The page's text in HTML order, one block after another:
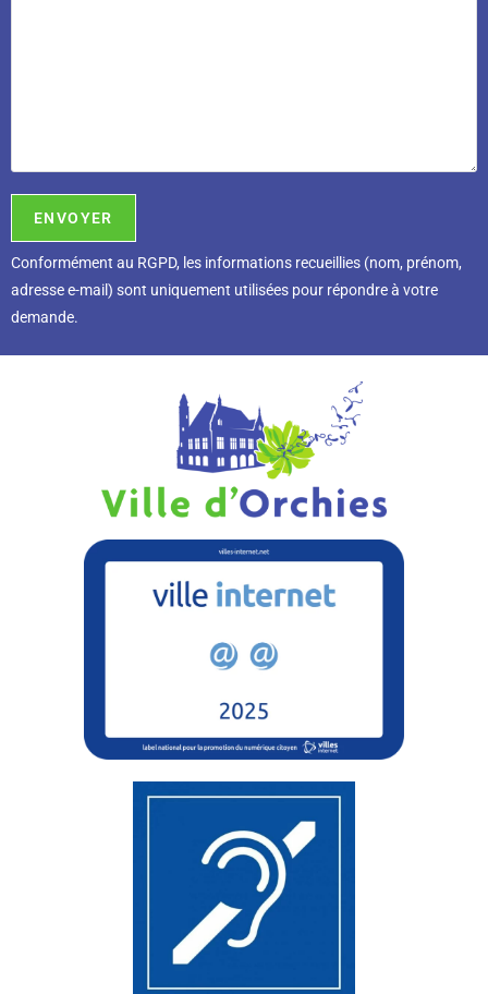
Conformément au RGPD, l es informations recueillies (nom, prénom,
adresse e-mail) sont uniquement utilisées pour répondre à votre
demande.